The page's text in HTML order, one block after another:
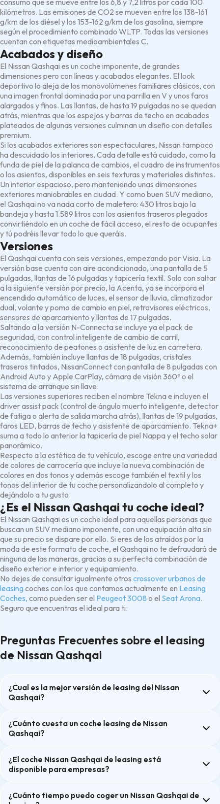
consumo que se mueve entre los 6,8 y 7,2 litros por cada 100
kilómetros. Las emisiones de CO2 se mueven entre los 138-161
g/km de los diésel y los 153-162 g/km de los gasolina, siempre
según el procedimiento combinado WLTP. Todas las versiones
cuentan con etiquetas medioambientales C.
Acabados y diseño
El Nissan Qashqai es un coche imponente, de grandes
dimensiones pero con líneas y acabados elegantes. El look
deportivo lo aleja de los monovolúmenes familiares clásicos, con
una imagen frontal dominada por una parrilla en V y unos faros
alargados y finos. Las llantas, de hasta 19 pulgadas no se quedan
atrás, mientras que los espejos y barras de techo en acabados
plateados de algunas versiones culminan un diseño con detalles
premium.
Si los acabados exteriores son espectaculares, Nissan tampoco
ha descuidado los interiores. Cada detalle está cuidado, como la
funda de piel de la palanca de cambios, el cuadro de instrumentos
o los asientos, disponibles en seis texturas y materiales distintos.
Un interior espacioso, pero manteniendo unas dimensiones
exteriores maniobrables en ciudad. Y como buen SUV mediano,
el Qashqai no va nada corto de maletero: 430 litros bajo la
bandeja y hasta 1.589 litros con los asientos traseros plegados
convirtiéndolo en un coche de fácil acceso, el resto de ocupantes
y tú podréis llevar todo lo que queráis.
Versiones
El Qashqai cuenta con seis versiones, empezando por Visia. La
versión base cuenta con aire acondicionado, una pantalla de 5
pulgadas, llantas de 16 pulgadas y tapicería textil. Solo con saltar
a la siguiente versión por precio, la Acenta, ya se incorpora el
encendido automático de luces, el sensor de lluvia, climatizador
dual, volante y pomo de cambio en piel, retrovisores eléctricos,
sensores de aparcamiento y llantas de 17 pulgadas.
Saltando a la versión N-Connecta se incluye ya el pack de
seguridad, con control inteligente de cambio de carril,
reconocimiento de peatones o asistente de luz en carretera.
Además, también incluye llantas de 18 pulgadas, cristales
traseros tintados, NissanConnect con pantalla de 8 pulgadas con
Android Auto y Apple CarPlay, cámara de visión 360º o el
sistema de arranque sin llave.
Las versiones superiores reciben el nombre Tekna e incluyen el
driver assist pack (control de ángulo muerto inteligente, detector
de fatiga o alerta de salida marcha atrás), llantas de 19 pulgadas,
faros LED, barras de techo y asistente de aparcamiento. Tekna+
suma a todo lo anterior la tapicería de piel Nappa y el techo solar
panorámico.
Respecto a la estética de tu vehículo, escoge entre una variedad
de colores de carrocería que incluye la nueva combinación de
colores en dos tonos y además escoge también el textil y los
tonos del interior de tu coche personalizandolo al completo y
dejándolo a tu gusto.
¿Es el Nissan Qashqai tu coche ideal?
El Nissan Qashqai es un coche ideal para aquellas personas que
buscan un SUV mediano imponente, con una equipación alta sin
que su precio se dispare por ello. Si eres de los atraídos por la
moda de este formato de coche, el Qashqai no te defraudará de
ninguna de las maneras, gracias a su perfecta combinación de
diseño exterior e interior y equipamiento.
No dejes de consultar igualmente otros crossover urbanos de
leasing coches con los que contamos actualmente en Leasing
Coches, como pueden ser el Peugeot 3008 o el Seat Arona.
Seguro que encuentras el ideal para ti.
Preguntas Frecuentes sobre el leasing
de Nissan Qashqai
¿Cual es la mejor versión de leasing del Nissan
Qashqai?
¿Cuánto cuesta un coche leasing de Nissan
Qashqai?
¿El coche Nissan Qashqai de leasing está
disponible para empresas?
¿Cuánto tiempo puedo coger un Nissan Qashqai de